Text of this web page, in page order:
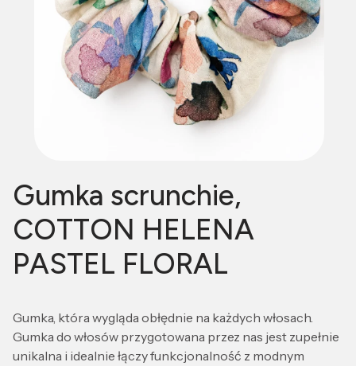
Gumka scrunchie,
COTTON HELENA
PASTEL FLORAL
Gumka, która wygląda obłędnie na każdych włosach.
Gumka do włosów przygotowana przez nas jest zupełnie
unikalna i idealnie łączy funkcjonalność z modnym